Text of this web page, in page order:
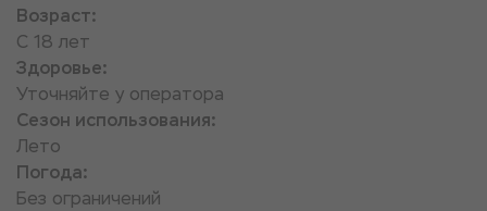
Возраст:
С 18 лет
Здоровье:
Уточняйте у оператора
Сезон использования:
Лето
Погода:
Без ограничений